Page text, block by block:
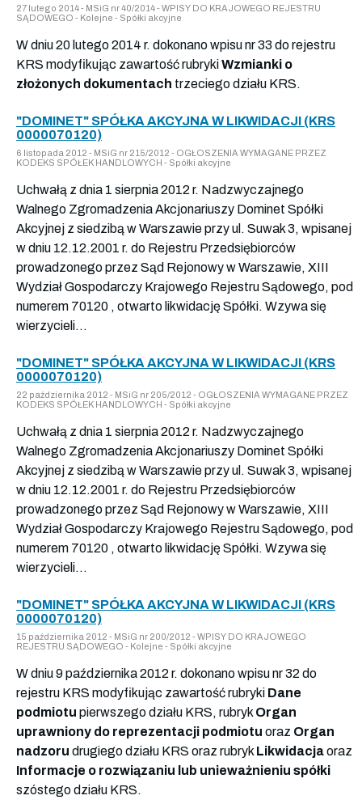
27 lutego 2014 - MSiG nr 40/2014 - WPISY DO KRAJOWEGO REJESTRU
SĄDOWEGO - Kolejne - Spółki akcyjne
W dniu 20 lutego 2014 r. dokonano wpisu nr 33 do rejestru
KRS modyfikując zawartość rubrykiWzmianki o
złożonych dokumentach trzeciego działu KRS.
"DOMINET" SPÓŁKA AKCYJNA W LIKWIDACJI (KRS
0000070120)
6 listopada 2012 - MSiG nr 215/2012 - OGŁOSZENIA WYMAGANE PRZEZ
KODEKS SPÓŁEK HANDLOWYCH - Spółki akcyjne
Uchwałą z dnia 1 sierpnia 2012 r. Nadzwyczajnego
Walnego Zgromadzenia Akcjonariuszy Dominet Spółki
Akcyjnej z siedzibą w Warszawie przy ul. Suwak 3, wpisanej
w dniu 12.12.2001 r. do Rejestru Przedsiębiorców
prowadzonego przez Sąd Rejonowy w Warszawie, XIII
Wydział Gospodarczy Krajowego Rejestru Sądowego, pod
numerem 70120 , otwarto likwidację Spółki. Wzywa się
wierzycieli...
"DOMINET" SPÓŁKA AKCYJNA W LIKWIDACJI (KRS
0000070120)
22 października 2012 - MSiG nr 205/2012 - OGŁOSZENIA WYMAGANE PRZEZ
KODEKS SPÓŁEK HANDLOWYCH - Spółki akcyjne
Uchwałą z dnia 1 sierpnia 2012 r. Nadzwyczajnego
Walnego Zgromadzenia Akcjonariuszy Dominet Spółki
Akcyjnej z siedzibą w Warszawie przy ul. Suwak 3, wpisanej
w dniu 12.12.2001 r. do Rejestru Przedsiębiorców
prowadzonego przez Sąd Rejonowy w Warszawie, XIII
Wydział Gospodarczy Krajowego Rejestru Sądowego, pod
numerem 70120 , otwarto likwidację Spółki. Wzywa się
wierzycieli...
"DOMINET" SPÓŁKA AKCYJNA W LIKWIDACJI (KRS
0000070120)
15 października 2012 - MSiG nr 200/2012 - WPISY DO KRAJOWEGO
REJESTRU SĄDOWEGO - Kolejne - Spółki akcyjne
W dniu 9 października 2012 r. dokonano wpisu nr 32 do
rejestru KRS modyfikując zawartość rubryki Dane
podmiotu pierwszego działu KRS, rubryk Organ
uprawniony do reprezentacji podmiotu oraz Organ
nadzoru drugiego działu KRS oraz rubryk Likwidacjaoraz
Informacje o rozwiązaniu lub unieważnieniu spółki
szóstego działu KRS.